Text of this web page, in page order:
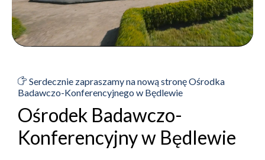
Serdecznie zapraszamy na nową stronę Ośrodka
Badawczo-Konferencyjnego w Będlewie
Ośrodek Badawczo-
Konferencyjny w Będlewie